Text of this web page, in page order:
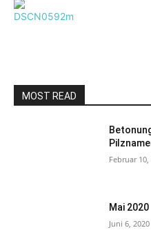
MOST READ
Februar 10,
Mai 2020
Juni 6, 2020